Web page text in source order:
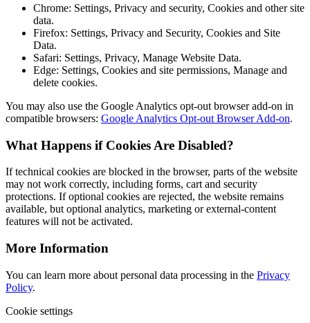
Chrome: Settings, Privacy and security, Cookies and other site
data.
Firefox: Settings, Privacy and Security, Cookies and Site
Data.
Safari: Settings, Privacy, Manage Website Data.
Edge: Settings, Cookies and site permissions, Manage and
delete cookies.
You may also use the Google Analytics opt-out browser add-on in
compatible browsers: Google Analytics Opt-out Browser Add-on.
What Happens if Cookies Are Disabled?
If technical cookies are blocked in the browser, parts of the website
may not work correctly, including forms, cart and security
protections. If optional cookies are rejected, the website remains
available, but optional analytics, marketing or external-content
features will not be activated.
More Information
You can learn more about personal data processing in the Privacy
Policy.
Cookie settings